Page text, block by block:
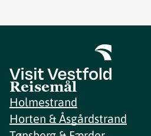
Reisemål
Holmestrand
Horten & Åsgårdstrand